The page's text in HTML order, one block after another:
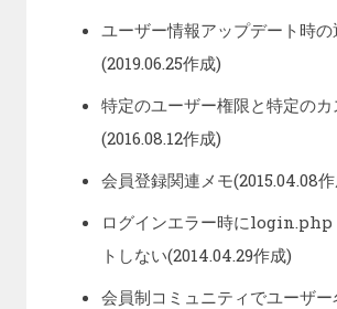
ユーザー情報アップデート時の
(2019.06.25作成)
特定のユーザー権限と特定の
(2016.08.12作成)
会員登録関連メモ(2015.04.08
ログインエラー時にlogin.php
トしない(2014.04.29作成)
会員制コミュニティでユーザ